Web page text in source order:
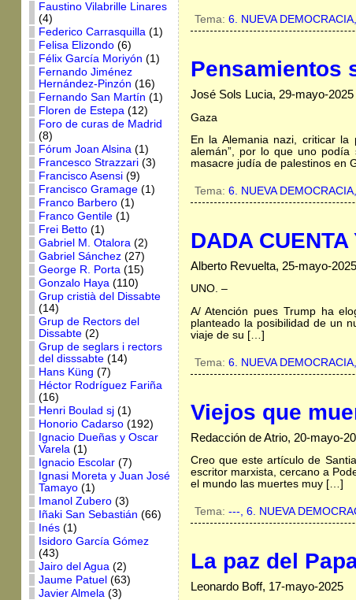
Faustino Vilabrille Linares
(4)
Federico Carrasquilla(1)
Felisa Elizondo(6)
Félix García Moriyón (1)
Fernando Jiménez
Hernández-Pinzón (16)
Fernando San Martín (1)
Floren de Estepa(12)
Foro de curas de Madrid
(8)
Fórum Joan Alsina(1)
Francesco Strazzari(3)
Francisco Asensi(9)
Francisco Gramage(1)
Franco Barbero(1)
Franco Gentile(1)
Frei Betto(1)
Gabriel M. Otalora(2)
Gabriel Sánchez(27)
George R. Porta(15)
Gonzalo Haya(110)
Grup cristià del Dissabte
(14)
Grup de Rectors del
Dissabte(2)
Grup de seglars i rectors
del disssabte(14)
Hans Küng (7)
Héctor Rodríguez Fariña
(16)
Henri Boulad sj(1)
Honorio Cadarso(192)
Ignacio Dueñas y Oscar
Varela(1)
Ignacio Escolar(7)
Ignasi Moreta y Juan José
Tamayo(1)
Imanol Zubero(3)
Iñaki San Sebastián (66)
Inés(1)
Isidoro García Gómez
(43)
Jairo del Agua(2)
Jaume Patuel (63)
Javier Almela(3)
Tema: 6. NUEVA DEMOCRACIA,
Pensamientos
José Sols Lucia, 29-mayo-2025
Gaza
En la Alemania nazi, criticar
alemán”, por lo que uno podía
masacre judía de palestinos en
Tema: 6. NUEVA DEMOCRACIA,
DADA
Alberto Revuelta, 25-mayo-2025
UNO. –
A/ Atención pues Trump ha
planteado la posibilidad de un
viaje de su […]
Tema: 6. NUEVA DEMOCRACIA,
Viejos que
Redacción de Atrio, 20-mayo-
Creo que este artículo de
escritor marxista, cercano a
el mundo las muertes muy […]
Tema: ---, 6. NUEVA
La paz del
Leonardo Boff, 17-mayo-2025